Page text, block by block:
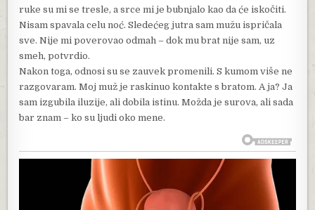
ruke su mi se tresle, a srce mi je bubnjalo kao da će iskočiti.
Nisam spavala celu noć. Sledećeg jutra sam mužu ispričala
sve. Nije mi poverovao odmah – dok mu brat nije sam, uz
smeh, potvrdio.
Nakon toga, odnosi su se zauvek promenili. S kumom više ne
razgovaram. Moj muž je raskinuo kontakte s bratom. A ja? Ja
sam izgubila iluzije, ali dobila istinu. Možda je surova, ali sada
bar znam – ko su ljudi oko mene.